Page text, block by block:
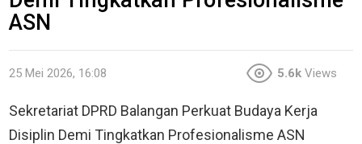
ASN
25 Mei 2026, 16:08 5.6k Views
Sekretariat DPRD Balangan Perkuat Budaya Kerja
Disiplin Demi Tingkatkan Profesionalisme ASN